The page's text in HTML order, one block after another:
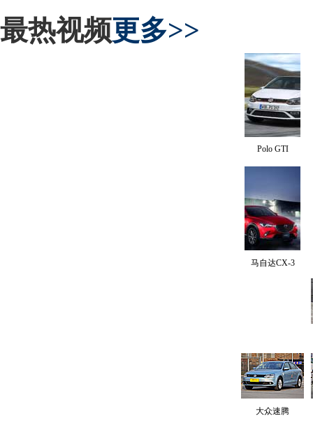
最热视频更多>>
Polo GTI
马自达CX-3
大众速腾